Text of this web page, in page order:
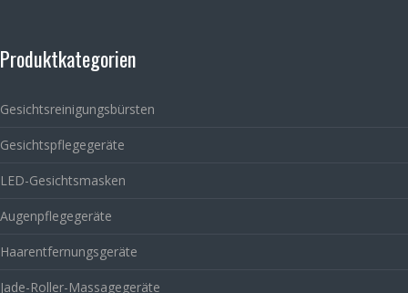
Produktkategorien
Gesichtsreinigungsbürsten
Gesichtspflegegeräte
LED-Gesichtsmasken
Augenpflegegeräte
Haarentfernungsgeräte
Jade-Roller-Massagegeräte